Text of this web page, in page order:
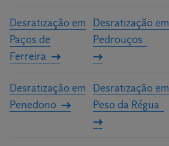
Desratização em
Paços de
Ferreira
Desratização em
Pedrouços
Desratização em
Penedono
Desratização em
Peso da Régua